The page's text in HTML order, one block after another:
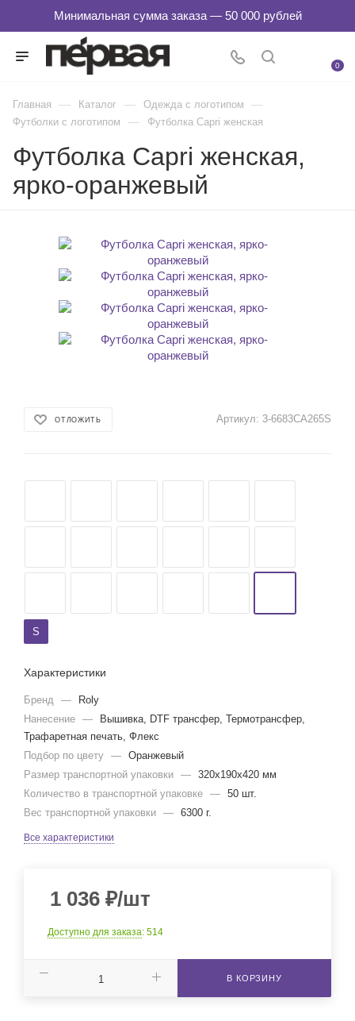
0
Главная — Каталог — Одежда с логотипом —
Футболки с логотипом — Футболка Capri женская
Футболка Capri женская,
ярко-оранжевый
ОТЛОЖИТЬ Артикул: 3-6683CA265S
S
Характеристики
Бренд —
Roly
Нанесение —
Вышивка, DTF трансфер, Термотрансфер,
Трафаретная печать, Флекс
Подбор по цвету — Оранжевый
Размер транспортной упаковки — 320x190x420 мм
Количество в транспортной упаковке — 50 шт.
Вес транспортной упаковки — 6300 г.
Все характеристики
1 036 ₽/шт
Доступно для заказа: 514
В КОРЗИНУ